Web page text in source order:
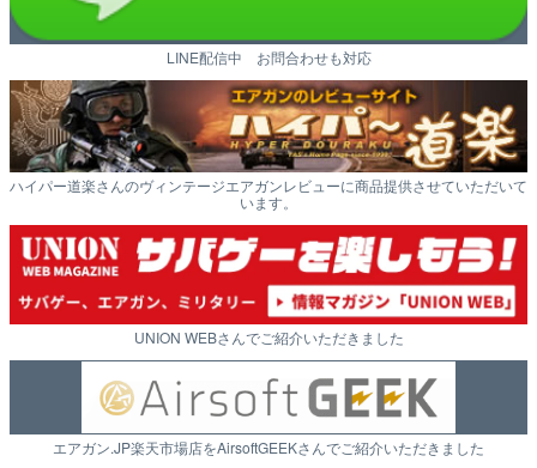
LINE配信中 お問合わせも対応
ハイパー道楽さんのヴィンテージエアガンレビューに商品提供させていただいて
います。
UNION WEBさんでご紹介いただきました
エアガン.JP楽天市場店をAirsoftGEEKさんでご紹介いただきました